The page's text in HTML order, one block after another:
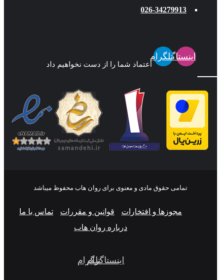
026-34279913
اینستاگرام
تلگرام
اعتماد شما را از دست نخواهیم داد
تمامی حقوق مادی و معنوی برای روان هاب محفوظ میباشد
مجوزها و افتخارات قوانین و مقررات
تماس با ما
درباره روان هاب
اینستاگرام
تلگرام